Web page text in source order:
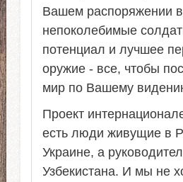
Вашем распоряжении
непоколебимые
потенциал и лучшее
оружие - все, чтобы
мир по Вашему
Проект
есть люди живущие в
Украине, а
Узбекистана. И мы не